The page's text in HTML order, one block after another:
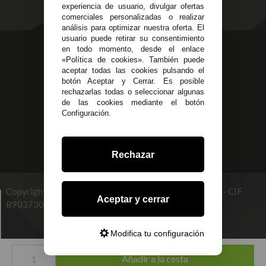
Añadir a la cesta
623 23 31 98
Atendemos Whatsapp
955 44 45 43/955 44 45 44
info@steielectronica.com
Avenida Plaza de Toros,
Local 3 Écija (Sevilla)
Copyright © 2026 STEI GLOBAL MULTISERVICES, S.L - CIF
B90373093. info@steielectronica.com
Desarrollado por
experiencia de usuario, divulgar ofertas
comerciales personalizadas o realizar
análisis para optimizar nuestra oferta. El
usuario puede retirar su consentimiento
en todo momento, desde el enlace
«Política de cookies». También puede
aceptar todas las cookies pulsando el
botón Aceptar y Cerrar. Es posible
rechazarlas todas o seleccionar algunas
de las cookies mediante el botón
Configuración.
Rechazar
Aceptar y cerrar
Modifica tu configuración